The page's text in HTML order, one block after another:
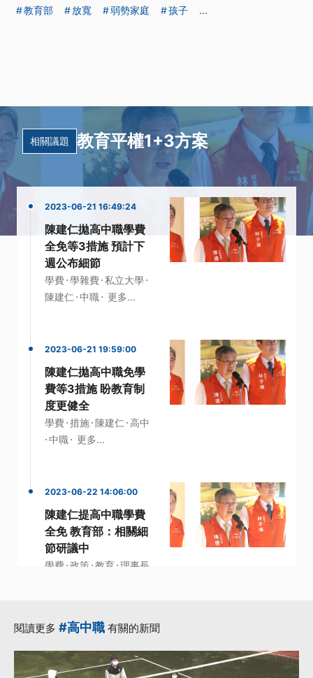
教育部
放寬 弱勢家庭 孩子 ...
相關議題 教育平權1+3方案
2023-06-21 16:49:24
陳建仁拋高中職學費
全免等3措施 預計下
週公布細節
學費·學雜費·私立大學·
陳建仁 ·中職· 更多...
2023-06-21 19:59:00
陳建仁拋高中職免學
費等3措施 盼教育制
度更健全
學費·措施·陳建仁 · 高中
·中職· 更多...
2023-06-22 14:06:00
陳建仁提高中職學費
全免 教育部：相關細
節研議中
學費·政策 ·教育·理事長
閱讀更多 #高中職 有關的新聞